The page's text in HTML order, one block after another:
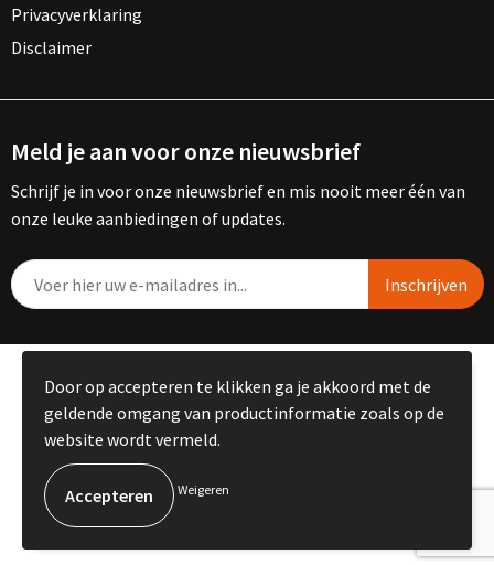
Privacyverklaring
Disclaimer
Meld je aan voor onze nieuwsbrief
Schrijf je in voor onze nieuwsbrief en mis nooit meer één van
onze leuke aanbiedingen of updates.
© Copyright Kemme B.V. 2023
Door op accepteren te klikken ga je akkoord met de
geldende omgang van productinformatie zoals op de
website wordt vermeld.
Weigeren